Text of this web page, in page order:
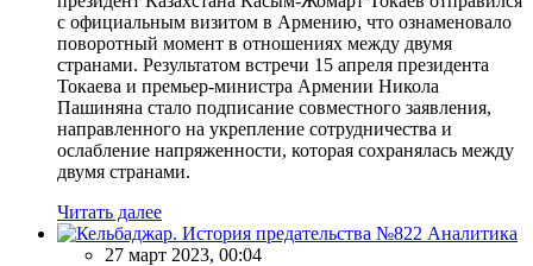
с официальным визитом в Армению, что ознаменовало
поворотный момент в отношениях между двумя
странами. Результатом встречи 15 апреля президента
Токаева и премьер-министра Армении Никола
Пашиняна стало подписание совместного заявления,
направленного на укрепление сотрудничества и
ослабление напряженности, которая сохранялась между
двумя странами.
Читать далее
Аналитика
27 март 2023, 00:04